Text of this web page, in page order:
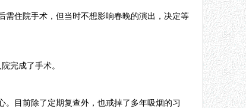
需住院手术，但当时不想影响春晚的演出，决定等
完成了手术。
目前除了定期复查外，也戒掉了多年吸烟的习